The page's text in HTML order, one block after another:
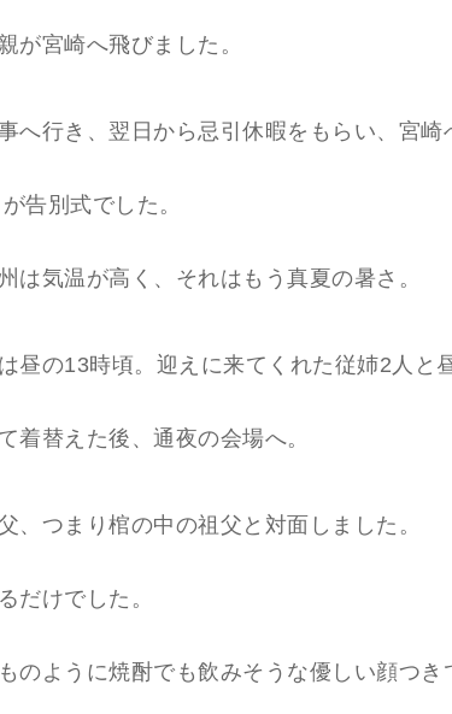
が宮崎へ飛びました。
へ行き、翌日から忌引休暇をもらい、宮崎
告別式でした。
は気温が高く、それはもう真夏の暑さ。
昼の13時頃。迎えに来てくれた従姉2人と
着替えた後、通夜の会場へ。
、つまり棺の中の祖父と対面しました。
だけでした。
のように焼酎でも飲みそうな優しい顔つき